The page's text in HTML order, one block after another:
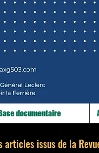
documentaire
issus de la